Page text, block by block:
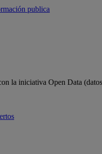
publica
la iniciativa Open Data